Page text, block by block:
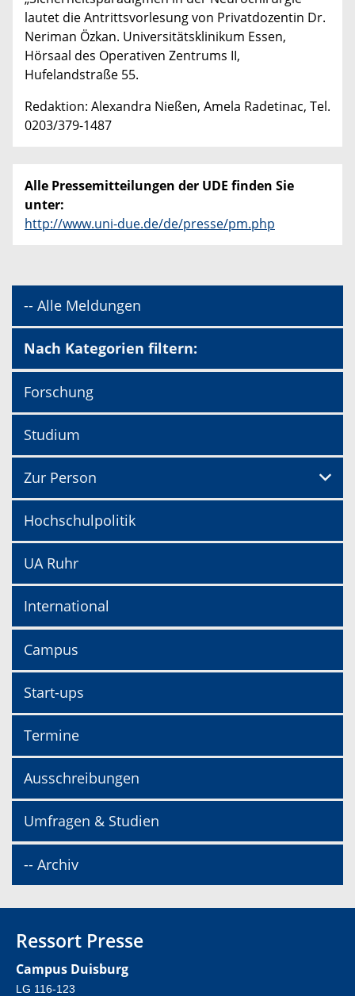
lautet die Antrittsvorlesung von Privatdozentin Dr.
Neriman Özkan. Universitätsklinikum Essen,
Hörsaal des Operativen Zentrums II,
Hufelandstraße 55.
Redaktion: Alexandra Nießen, Amela Radetinac, Tel.
0203/379-1487
Alle Pressemitteilungen der UDE finden Sie
unter:
http://www.uni-due.de/de/presse/pm.php
-- Alle Meldungen
Nach Kategorien filtern:
Forschung
Studium
Zur Person
Hochschulpolitik
UA Ruhr
International
Campus
Start-ups
Termine
Ausschreibungen
Umfragen & Studien
-- Archiv
Ressort Presse
Campus Duisburg
LG 116-123